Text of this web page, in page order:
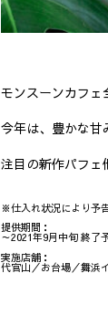
モンスーンカフェ
今年は、豊かな甘
注目の新作パフェ
※仕入れ状況により予
提供期間：
～2021年9月中旬 終了
実施店舗：
代官山／お台場／舞浜